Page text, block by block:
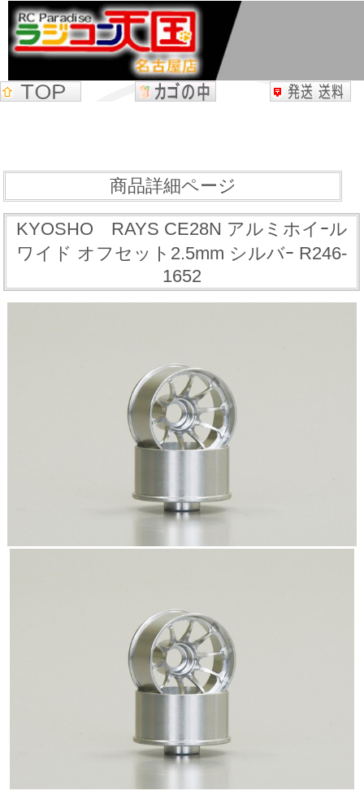
商品詳細ページ
KYOSHO RAYS CE28N アルミホイｰル
ワイド オフセット2.5mm シルバｰ R246-
1652